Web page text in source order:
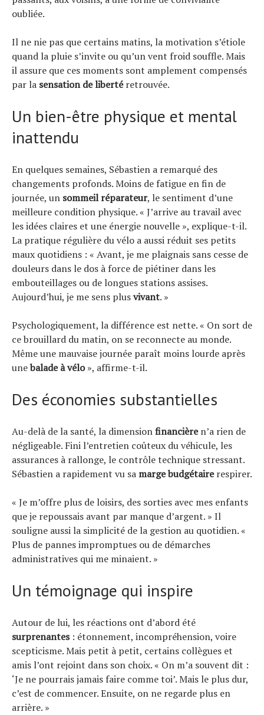
oubliée.
Il ne nie pas que certains matins, la motivation s’étiole
quand la pluie s’invite ou qu’un vent froid souffle. Mais
il assure que ces moments sont amplement compensés
par la sensation de libertéretrouvée.
Un bien-être physique et mental
inattendu
En quelques semaines, Sébastien a remarqué des
changements profonds. Moins de fatigue en fin de
journée, un sommeil réparateur, le sentiment d’une
meilleure condition physique. « J’arrive au travail avec
les idées claires et une énergie nouvelle », explique-t-il.
La pratique régulière du vélo a aussi réduit ses petits
maux quotidiens : « Avant, je me plaignais sans cesse de
douleurs dans le dos à force de piétiner dans les
embouteillages ou de longues stations assises.
Aujourd’hui, je me sens plusvivant. »
Psychologiquement, la différence est nette. « On sort de
ce brouillard du matin, on se reconnecte au monde.
Même une mauvaise journée paraît moins lourde après
unebalade à vélo», affirme-t-il.
Des économies substantielles
Au-delà de la santé, la dimensionfinancièren’a rien de
négligeable. Fini l’entretien coûteux du véhicule, les
assurances à rallonge, le contrôle technique stressant.
Sébastien a rapidement vu sa marge budgétairerespirer.
« Je m’offre plus de loisirs, des sorties avec mes enfants
que je repoussais avant par manque d’argent. » Il
souligne aussi la simplicité de la gestion au quotidien. «
Plus de pannes impromptues ou de démarches
administratives qui me minaient. »
Un témoignage qui inspire
Autour de lui, les réactions ont d’abord été
surprenantes: étonnement, incompréhension, voire
scepticisme. Mais petit à petit, certains collègues et
amis l’ont rejoint dans son choix. « On m’a souvent dit :
‘Je ne pourrais jamais faire comme toi’. Mais le plus dur,
c’est de commencer. Ensuite, on ne regarde plus en
arrière. »